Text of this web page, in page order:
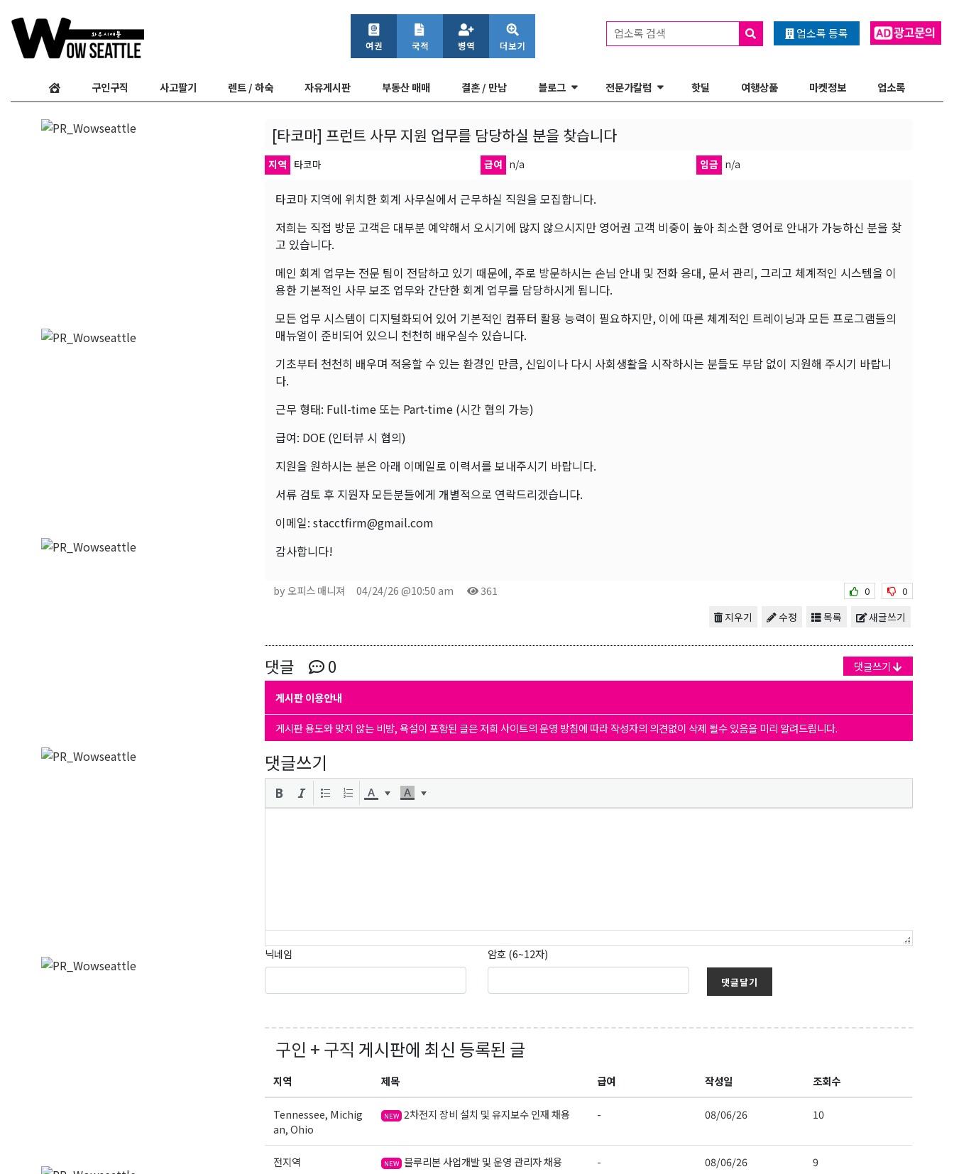
업소록 등록
업소록 검색
구인구직 사고팔기 렌트 / 하숙 자유게시판 부동산 매매 결혼 / 만남 블로그 전문가칼럼 핫딜 여행상품 마켓정보 업소록
[타코마] 프런트 사무 지원 업무를 담당하실 분을 찾습니다
지역 타코마 급여 n/a 임금 n/a
타코마 지역에 위치한 회계 사무실에서 근무하실 직원을 모집합니다.
저희는 직접 방문 고객은 대부분 예약해서 오시기에 많지 않으시지만 영어권 고객 비중이 높아 최소한 영어로 안내가 가능하신 분을 찾
고 있습니다.
메인 회계 업무는 전문 팀이 전담하고 있기 때문에, 주로 방문하시는 손님 안내 및 전화 응대, 문서 관리, 그리고 체계적인 시스템을 이
용한 기본적인 사무 보조 업무와 간단한 회계 업무를 담당하시게 됩니다.
모든 업무 시스템이 디지털화되어 있어 기본적인 컴퓨터 활용 능력이 필요하지만, 이에 따른 체계적인 트레이닝과 모든 프로그램들의
매뉴얼이 준비되어 있으니 천천히 배우실수 있습니다.
기초부터 천천히 배우며 적응할 수 있는 환경인 만큼, 신입이나 다시 사회생활을 시작하시는 분들도 부담 없이 지원해 주시기 바랍니
다.
근무 형태: Full-time 또는 Part-time (시간 협의 가능)
급여: DOE (인터뷰 시 협의)
지원을 원하시는 분은 아래 이메일로 이력서를 보내주시기 바랍니다.
서류 검토 후 지원자 모든분들에게 개별적으로 연락드리겠습니다.
이메일: stacctfirm@gmail.com
감사합니다!
by 오피스 매니져 04/24/26 @10:50 am 361 0 0
새글쓰기
목록
수정
지우기
댓글 0 댓글쓰기
게시판 이용안내
게시판 용도와 맞지 않는 비방, 욕설이 포함된 글은 저희 사이트의 운영 방침에 따라 작성자의 의견없이 삭제 될수 있음을 미리 알려드립니다.
댓글쓰기
닉네임 암호 (6~12자)
댓글달기
구인 + 구직 게시판에 최신 등록된 글
지역 제목 급여 작성일 조회수
Tennessee, Michig
an, Ohio
NEW 2차전지 장비 설치 및 유지보수 인재 채용 - 08/06/26 10
전지역 NEW 블루리본 사업개발 및 운영 관리자 채용 - 08/06/26 9